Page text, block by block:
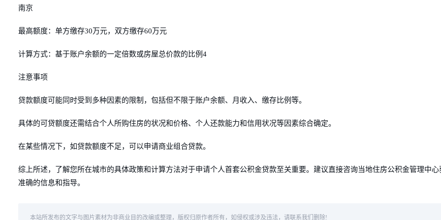
南京
最高额度：单方缴存30万元，双方缴存60万元
计算方式：基于账户余额的一定倍数或房屋总价款的比例4
注意事项
贷款额度可能同时受到多种因素的限制，包括但不限于账户余额、月收入、缴存比例等。
具体的可贷额度还需结合个人所购住房的状况和价格、个人还款能力和信用状况等因素综合确定。
在某些情况下，如贷款额度不足，可以申请商业组合贷款。
综上所述，了解您所在城市的具体政策和计算方法对于申请个人首套公积金贷款至关重要。建议直接咨询当地住房公积金管理中心
准确的信息和指导。
本站所发布的文字与图片素材为非商业目的改编或整理，版权归原作者所有，如侵权或涉及违法，请联系我们删除!